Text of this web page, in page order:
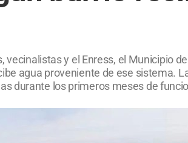
y el Enress, el Municipio
agua proveniente de ese sistema.
durante los primeros meses de